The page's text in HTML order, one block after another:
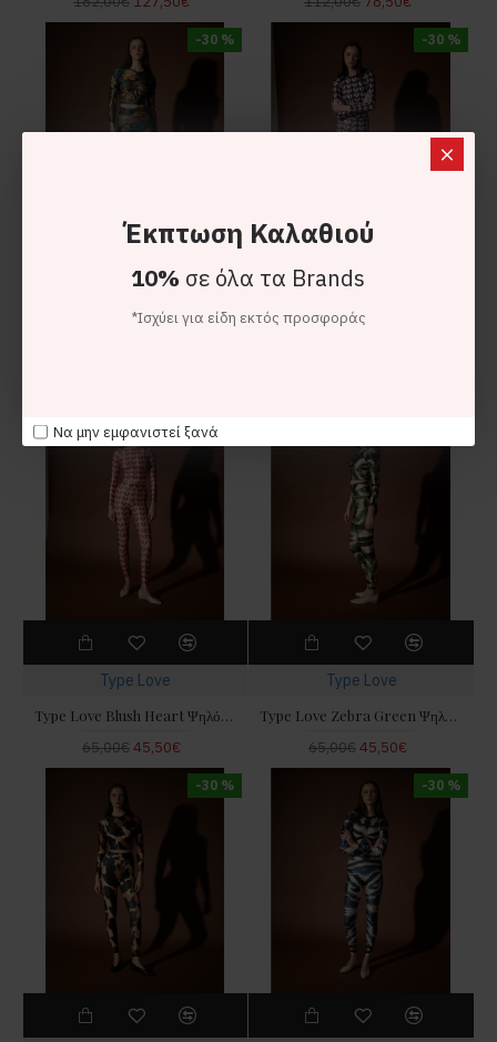
Έκπτωση Καλαθιού
10% σε όλα τα Brands
*Ισχύει για είδη εκτός προσφοράς
Να μην εμφανιστεί ξανά
-30 %
Type Love
-30 %
Type Love
Type Love
Type Love Blush Heart Ψηλόμεσο Κολάν
65,00€45,50€
Type Love
Type Love Zebra Green Ψηλόμεσο Κολάν
65,00€45,50€
-30 % -30 %